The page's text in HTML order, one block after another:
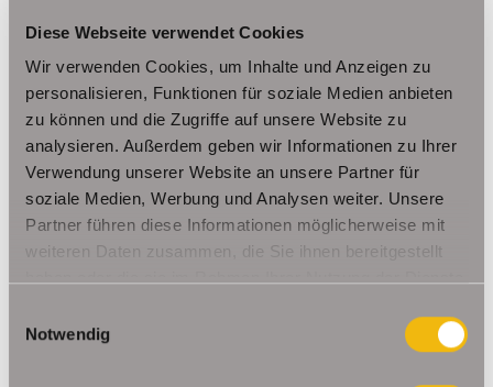
Diese Webseite verwendet Cookies
Wir verwenden Cookies, um Inhalte und Anzeigen zu
personalisieren, Funktionen für soziale Medien anbieten
zu können und die Zugriffe auf unsere Website zu
analysieren. Außerdem geben wir Informationen zu Ihrer
Verwendung unserer Website an unsere Partner für
soziale Medien, Werbung und Analysen weiter. Unsere
Partner führen diese Informationen möglicherweise mit
weiteren Daten zusammen, die Sie ihnen bereitgestellt
Notwendig
Nesse- Apfelstädt / Kornhochheim Nohra
Riethnordhausen
Ruhla
Saalfeld/Saale / Remschütz Steinbach-Hallenberg/ Viernau
Tonna / Gräfentonna Udestedt
Unstrut- Hainich /Großengottern Weimar / Legefeld
Immo Am Ettersberg Haus Am Ettersberg Häuser Am Ettersberg
kaufen Am Ettersberg
Immobilie Am Ettersberg
Immobilien Am
Ettersberg Einfamilienhaus Am Ettersberg Einfamilienhäuser Am